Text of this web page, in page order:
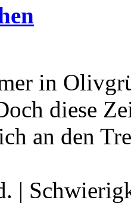
in
diese
an den
|